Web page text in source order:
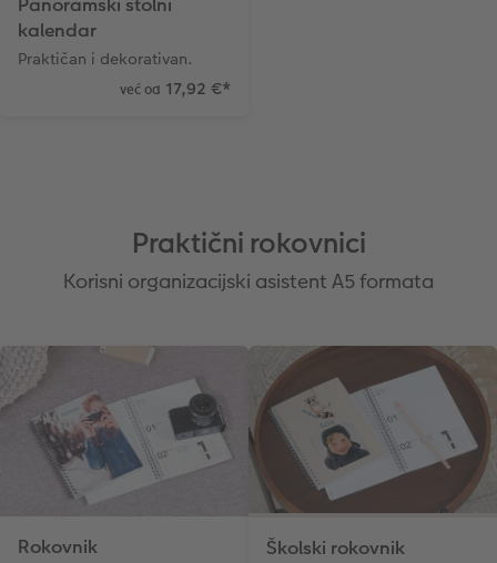
kalendar
Praktičan i dekorativan.
već od 17,92 €*
Praktični rokovnici
Korisni organizacijski asistent A5 formata
Rokovnik Školski rokovnik